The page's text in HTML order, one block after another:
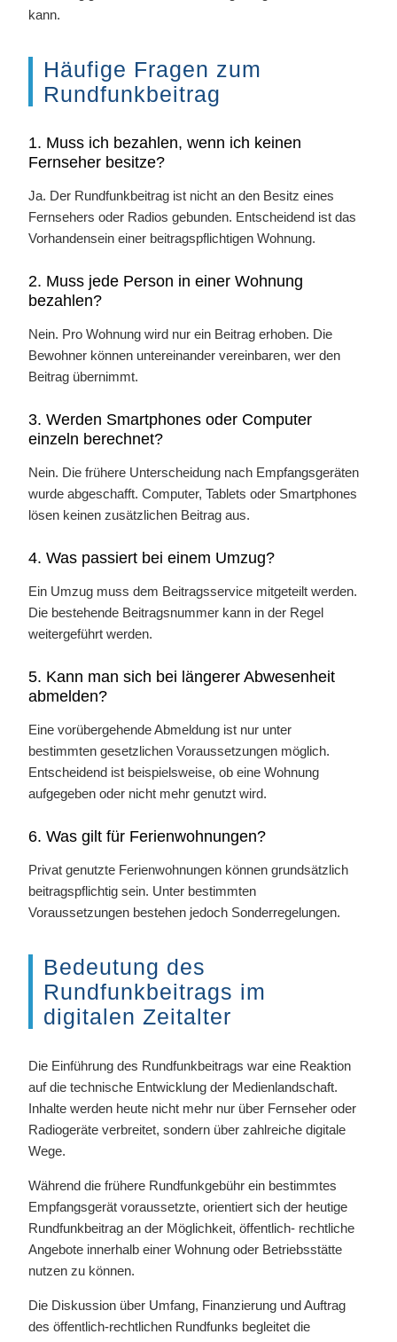
kann.
Häufige Fragen zum
Rundfunkbeitrag
1. Muss ich bezahlen, wenn ich keinen
Fernseher besitze?
Ja. Der Rundfunkbeitrag ist nicht an den Besitz eines
Fernsehers oder Radios gebunden. Entscheidend ist das
Vorhandensein einer beitragspflichtigen Wohnung.
2. Muss jede Person in einer Wohnung
bezahlen?
Nein. Pro Wohnung wird nur ein Beitrag erhoben. Die
Bewohner können untereinander vereinbaren, wer den
Beitrag übernimmt.
3. Werden Smartphones oder Computer
einzeln berechnet?
Nein. Die frühere Unterscheidung nach Empfangsgeräten
wurde abgeschafft. Computer, Tablets oder Smartphones
lösen keinen zusätzlichen Beitrag aus.
4. Was passiert bei einem Umzug?
Ein Umzug muss dem Beitragsservice mitgeteilt werden.
Die bestehende Beitragsnummer kann in der Regel
weitergeführt werden.
5. Kann man sich bei längerer Abwesenheit
abmelden?
Eine vorübergehende Abmeldung ist nur unter
bestimmten gesetzlichen Voraussetzungen möglich.
Entscheidend ist beispielsweise, ob eine Wohnung
aufgegeben oder nicht mehr genutzt wird.
6. Was gilt für Ferienwohnungen?
Privat genutzte Ferienwohnungen können grundsätzlich
beitragspflichtig sein. Unter bestimmten
Voraussetzungen bestehen jedoch Sonderregelungen.
Bedeutung des
Rundfunkbeitrags im
digitalen Zeitalter
Die Einführung des Rundfunkbeitrags war eine Reaktion
auf die technische Entwicklung der Medienlandschaft.
Inhalte werden heute nicht mehr nur über Fernseher oder
Radiogeräte verbreitet, sondern über zahlreiche digitale
Wege.
Während die frühere Rundfunkgebühr ein bestimmtes
Empfangsgerät voraussetzte, orientiert sich der heutige
Rundfunkbeitrag an der Möglichkeit, öffentlich- rechtliche
Angebote innerhalb einer Wohnung oder Betriebsstätte
nutzen zu können.
Die Diskussion über Umfang, Finanzierung und Auftrag
des öffentlich-rechtlichen Rundfunks begleitet die